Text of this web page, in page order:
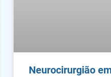
Neurocirurgião